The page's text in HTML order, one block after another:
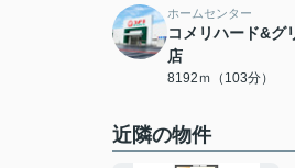
ホームセンター
コメリハード&グ
店
8192ｍ（103分）
近隣の物件